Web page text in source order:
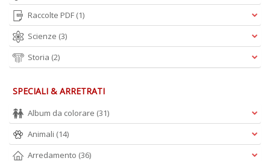
Raccolte PDF (1)
Scienze (3)
Storia (2)
SPECIALI & ARRETRATI
Album da colorare (31)
Animali (14)
Arredamento (36)